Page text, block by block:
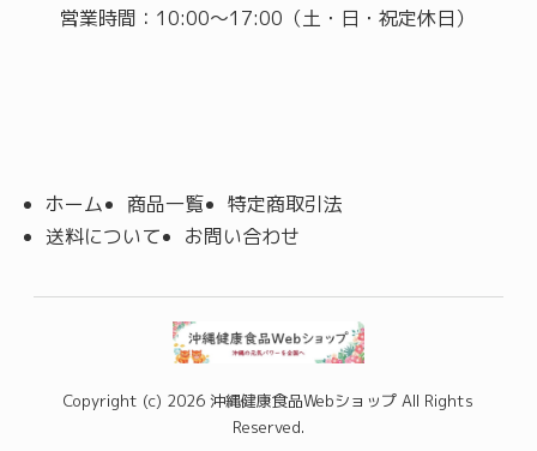
営業時間：10:00～17:00（土・日・祝定休日）
ホーム 商品一覧
特定商取引法
送料について
お問い合わせ
Copyright (c) 2026 沖縄健康食品Webショップ All Rights
Reserved.